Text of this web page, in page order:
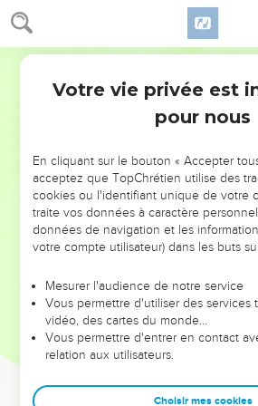
NE MANQUEZ PAS
DE
ET SI LEURS ERREURS POUVAIENT
VOTRES ?
leur foi ou leur vision. Mais on voit moins
et les saisons difficiles qu'ils ont
sont elles qui les ont
Dans cette conférence, leaders,
clés pour avancer avec plus de sagesse
Votre vie privée est
pour nous
En cliquant sur le bouton « Accepter
acceptez que TopChrétien utilise des
cookies ou l'identifiant unique de votre
traite vos données à caractère
données de navigation et les
votre compte utilisateur) dans les buts
Mesurer l'audience de notre service
Vous permettre d'utiliser des services
vidéo, des cartes du monde…
Vous permettre d'entrer en contact
relation aux utilisateurs.
Choisir mes cookies